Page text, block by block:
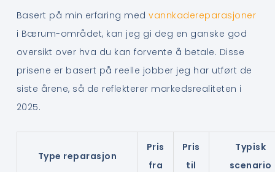
Basert på min erfaring medvannkadereparasjoner
i Bærum-området, kan jeg gi deg en ganske god
oversikt over hva du kan forvente å betale. Disse
prisene er basert på reelle jobber jeg har utført de
siste årene, så de reflekterer markedsrealiteten i
2025.
Type reparasjon
Pris
fra
Pris
til
Typisk
scenario